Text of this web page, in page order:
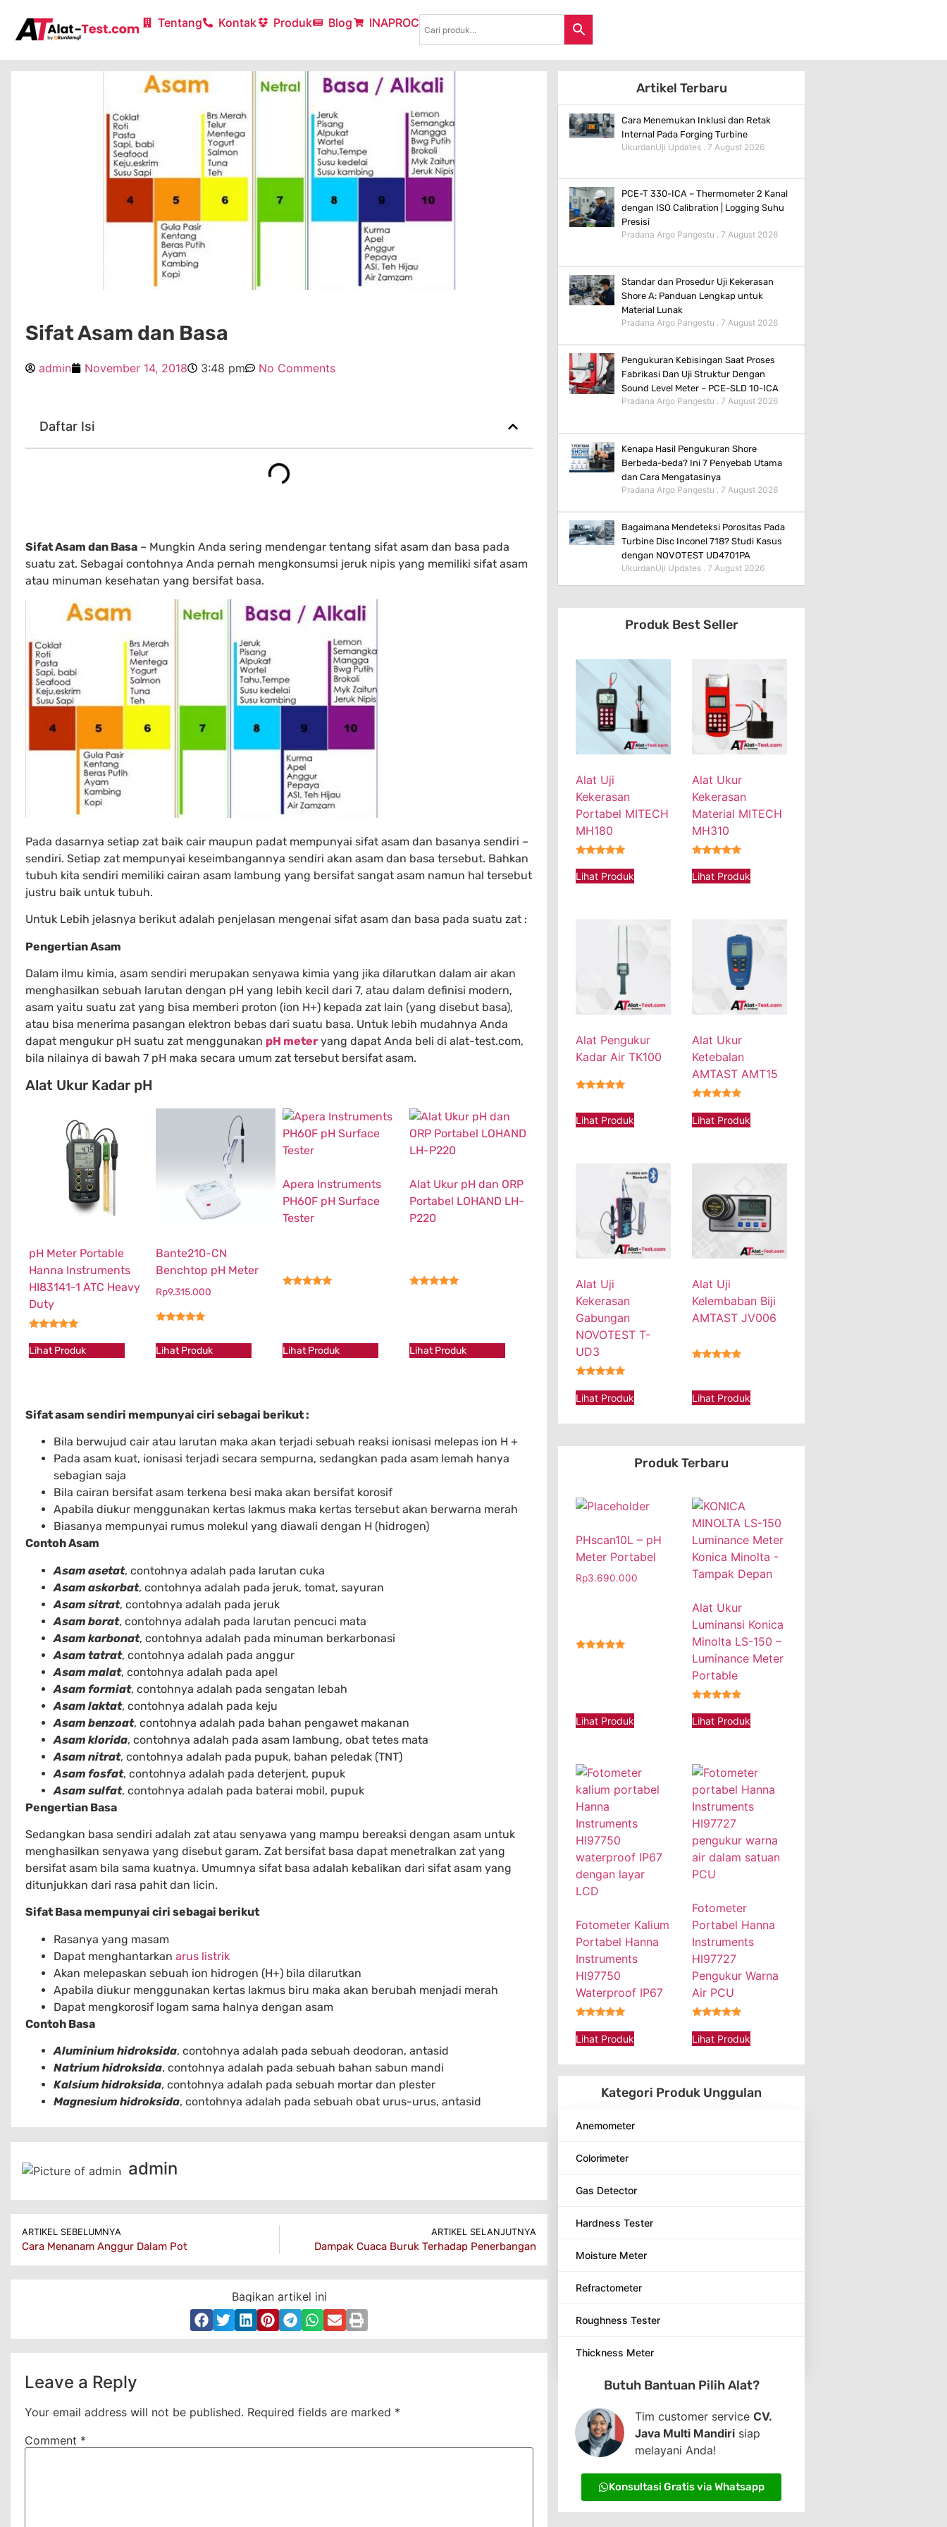
Tentang Kontak Produk Blog INAPROC
Sifat Asam dan Basa
admin November 14, 2018 3:48 pm No Comments
Daftar Isi
Sifat Asam dan Basa – Mungkin Anda sering mendengar tentang sifat asam dan basa pada
suatu zat. Sebagai contohnya Anda pernah mengkonsumsi jeruk nipis yang memiliki sifat asam
atau minuman kesehatan yang bersifat basa.
Pada dasarnya setiap zat baik cair maupun padat mempunyai sifat asam dan basanya sendiri –
sendiri. Setiap zat mempunyai keseimbangannya sendiri akan asam dan basa tersebut. Bahkan
tubuh kita sendiri memiliki cairan asam lambung yang bersifat sangat asam namun hal tersebut
justru baik untuk tubuh.
Untuk Lebih jelasnya berikut adalah penjelasan mengenai sifat asam dan basa pada suatu zat :
Pengertian Asam
Dalam ilmu kimia, asam sendiri merupakan senyawa kimia yang jika dilarutkan dalam air akan
menghasilkan sebuah larutan dengan pH yang lebih kecil dari 7, atau dalam definisi modern,
asam yaitu suatu zat yang bisa memberi proton (ion H+) kepada zat lain (yang disebut basa),
atau bisa menerima pasangan elektron bebas dari suatu basa. Untuk lebih mudahnya Anda
dapat mengukur pH suatu zat menggunakan pH meter yang dapat Anda beli di alat-test.com,
bila nilainya di bawah 7 pH maka secara umum zat tersebut bersifat asam.
Alat Ukur Kadar pH
pH Meter Portable
Hanna Instruments
HI83141-1 ATC Heavy
Duty
Lihat Produk
Bante210-CN
Benchtop pH Meter
Rp9.315.000
Lihat Produk
Apera Instruments
PH60F pH Surface
Tester
Lihat Produk
Alat Ukur pH dan ORP
Portabel LOHAND LH-
P220
Lihat Produk
Sifat asam sendiri mempunyai ciri sebagai berikut :
Bila berwujud cair atau larutan maka akan terjadi sebuah reaksi ionisasi melepas ion H +
Pada asam kuat, ionisasi terjadi secara sempurna, sedangkan pada asam lemah hanya
sebagian saja
Bila cairan bersifat asam terkena besi maka akan bersifat korosif
Apabila diukur menggunakan kertas lakmus maka kertas tersebut akan berwarna merah
Biasanya mempunyai rumus molekul yang diawali dengan H (hidrogen)
Contoh Asam
Asam asetat, contohnya adalah pada larutan cuka
Asam askorbat, contohnya adalah pada jeruk, tomat, sayuran
Asam sitrat, contohnya adalah pada jeruk
Asam borat, contohnya adalah pada larutan pencuci mata
Asam karbonat, contohnya adalah pada minuman berkarbonasi
Asam tatrat, contohnya adalah pada anggur
Asam malat, contohnya adalah pada apel
Asam formiat, contohnya adalah pada sengatan lebah
Asam laktat, contohnya adalah pada keju
Asam benzoat, contohnya adalah pada bahan pengawet makanan
Asam klorida, contohnya adalah pada asam lambung, obat tetes mata
Asam nitrat, contohnya adalah pada pupuk, bahan peledak (TNT)
Asam fosfat, contohnya adalah pada deterjent, pupuk
Asam sulfat, contohnya adalah pada baterai mobil, pupuk
Pengertian Basa
Sedangkan basa sendiri adalah zat atau senyawa yang mampu bereaksi dengan asam untuk
menghasilkan senyawa yang disebut garam. Zat bersifat basa dapat menetralkan zat yang
bersifat asam bila sama kuatnya. Umumnya sifat basa adalah kebalikan dari sifat asam yang
ditunjukkan dari rasa pahit dan licin.
Sifat Basa mempunyai ciri sebagai berikut
Rasanya yang masam
Dapat menghantarkan arus listrik
Akan melepaskan sebuah ion hidrogen (H+) bila dilarutkan
Apabila diukur menggunakan kertas lakmus biru maka akan berubah menjadi merah
Dapat mengkorosif logam sama halnya dengan asam
Contoh Basa
Aluminium hidroksida, contohnya adalah pada sebuah deodoran, antasid
Natrium hidroksida, contohnya adalah pada sebuah bahan sabun mandi
Kalsium hidroksida, contohnya adalah pada sebuah mortar dan plester
Magnesium hidroksida, contohnya adalah pada sebuah obat urus-urus, antasid
admin
ARTIKEL SEBELUMNYA
Cara Menanam Anggur Dalam Pot
ARTIKEL SELANJUTNYA
Dampak Cuaca Buruk Terhadap Penerbangan
Bagikan artikel ini
Leave a Reply
Your email address will not be published. Required fields are marked *
Comment *
Artikel Terbaru
Cara Menemukan Inklusi dan Retak
Internal Pada Forging Turbine
UkurdanUji Updates 7 August 2026
PCE-T 330-ICA – Thermometer 2 Kanal
dengan ISO Calibration | Logging Suhu
Presisi
Pradana Argo Pangestu
7 August 2026
Standar dan Prosedur Uji Kekerasan
Shore A: Panduan Lengkap untuk
Material Lunak
Pradana Argo Pangestu
7 August 2026
Pengukuran Kebisingan Saat Proses
Fabrikasi Dan Uji Struktur Dengan
Sound Level Meter – PCE-SLD 10-ICA
Pradana Argo Pangestu
7 August 2026
Kenapa Hasil Pengukuran Shore
Berbeda-beda? Ini 7 Penyebab Utama
dan Cara Mengatasinya
Pradana Argo Pangestu
7 August 2026
Bagaimana Mendeteksi Porositas Pada
Turbine Disc Inconel 718? Studi Kasus
dengan NOVOTEST UD4701PA
UkurdanUji Updates 7 August 2026
Produk Best Seller
Alat Uji
Kekerasan
Portabel MITECH
MH180
Lihat Produk
Alat Ukur
Kekerasan
Material MITECH
MH310
Lihat Produk
Alat Pengukur
Kadar Air TK100
Lihat Produk
Alat Ukur
Ketebalan
AMTAST AMT15
Lihat Produk
Alat Uji
Kekerasan
Gabungan
NOVOTEST T-
UD3
Lihat Produk
Alat Uji
Kelembaban Biji
AMTAST JV006
Lihat Produk
Produk Terbaru
PHscan10L – pH
Meter Portabel
Rp3.690.000
Lihat Produk
Alat Ukur
Luminansi Konica
Minolta LS-150 –
Luminance Meter
Portable
Lihat Produk
Fotometer Kalium
Portabel Hanna
Instruments
HI97750
Waterproof IP67
Lihat Produk
Fotometer
Portabel Hanna
Instruments
HI97727
Pengukur Warna
Air PCU
Lihat Produk
Kategori Produk Unggulan
Anemometer
Colorimeter
Gas Detector
Hardness Tester
Moisture Meter
Refractometer
Roughness Tester
Thickness Meter
Butuh Bantuan Pilih Alat?
Tim customer serviceCV.
Java Multi Mandiri siap
melayani Anda!
Konsultasi Gratis via Whatsapp